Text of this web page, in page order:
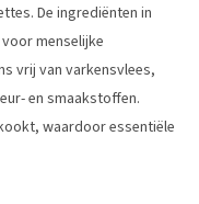
De ingrediënten in
menselijke
vrij van varkensvlees,
en smaakstoffen.
waardoor essentiële